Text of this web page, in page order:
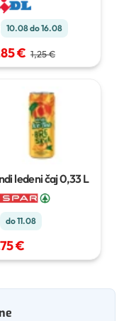
10.08 do 16.08
€ 1,25 €
ledeni čaj0,33 L
do 11.08
€